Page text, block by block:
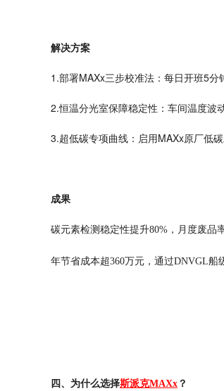
解决方案
1.部署MAXx三步校准法：每日开班5分
2.恒温分光室保障稳定性：车间温度波
3.超低碳专项曲线：启用MAXx原厂低
成果
碳元素检测稳定性提升80%，月度废品
年节省成本超360万元，通过DNVGL船
四、为什么选择斯派克MAXx ？